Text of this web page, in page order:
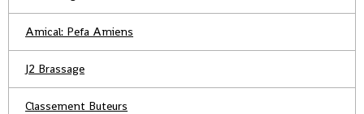
Amical: Pefa Amiens
J2 Brassage
Classement Buteurs